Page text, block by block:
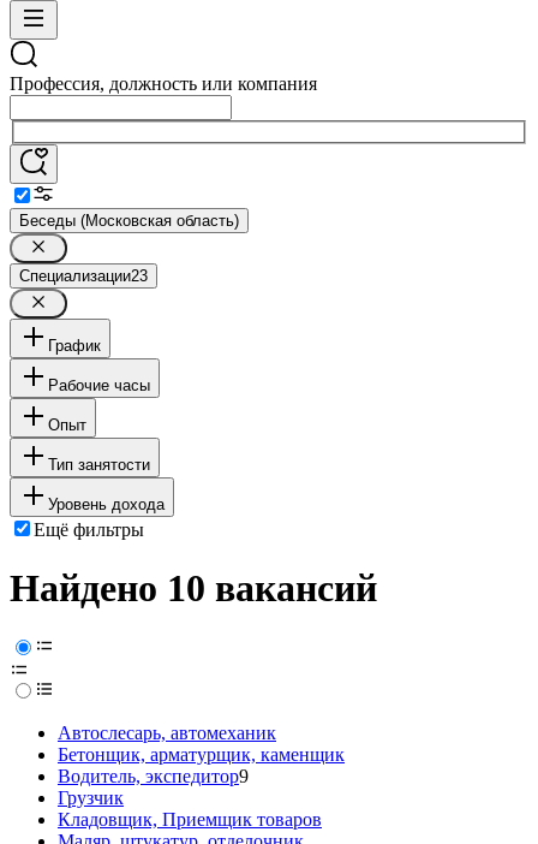
Профессия, должность или компания
Беседы (Московская область)
Специализации23
График
Рабочие часы
Опыт
Тип занятости
Уровень дохода
Ещё фильтры
Найдено 10 вакансий
Автослесарь, автомеханик
Бетонщик, арматурщик, каменщик
Водитель, экспедитор9
Грузчик
Кладовщик, Приемщик товаров